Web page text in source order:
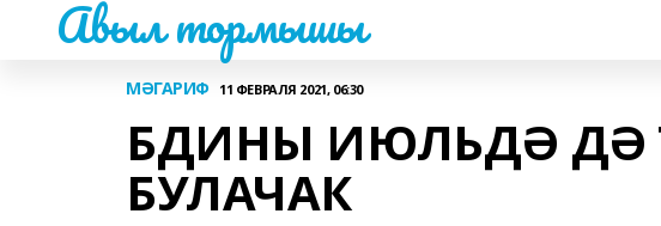
Авыл тормышы
МӘГАРИФ 11 ФЕВРАЛЯ 2021, 06:30
БДИНЫ ИЮЛЬДӘ
БУЛАЧАК